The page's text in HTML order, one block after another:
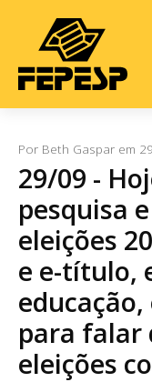
Por Beth Gaspar em
29/09 -
pesquisa
eleições
e e-título,
para falar
eleições